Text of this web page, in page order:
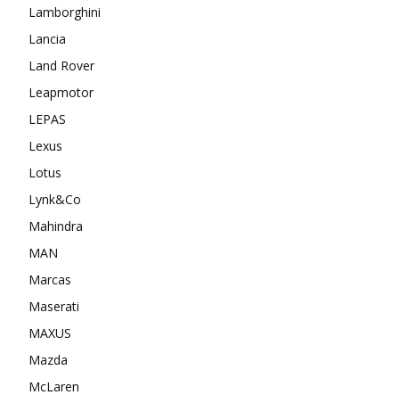
Lamborghini
Lancia
Land Rover
Leapmotor
LEPAS
Lexus
Lotus
Lynk&Co
Mahindra
MAN
Marcas
Maserati
MAXUS
Mazda
McLaren